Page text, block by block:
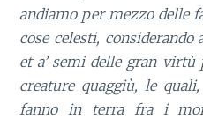
andiamo per mezzo delle
cose celesti,
et a’ semi delle gran virtù
creature quaggiù, le
fanno in terra fra i